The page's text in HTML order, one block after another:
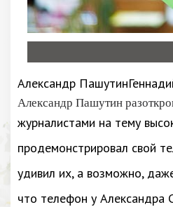
Александр
Александр Пашутин
журналистами на тему
продемонстрировал свой
удивил их, а возможно,
что телефон у Александра